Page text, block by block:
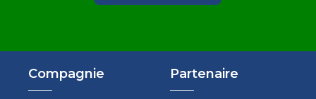
Compagnie Partenaire